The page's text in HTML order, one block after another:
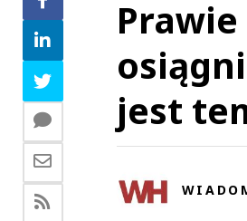
jest